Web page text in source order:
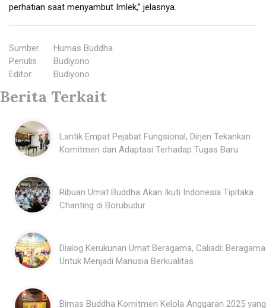
perhatian saat menyambut Imlek,” jelasnya.
Sumber
:
Humas Buddha
Penulis
:
Budiyono
Editor: Budiyono
Berita Terkait
Lantik Empat Pejabat Fungsional, Dirjen Tekankan
Komitmen dan Adaptasi Terhadap Tugas Baru
Ribuan Umat Buddha Akan Ikuti Indonesia Tipitaka
Chanting di Borubudur
Dialog Kerukunan Umat Beragama, Caliadi: Beragama
Untuk Menjadi Manusia Berkualitas
Bimas Buddha Komitmen Kelola Anggaran 2025 yang